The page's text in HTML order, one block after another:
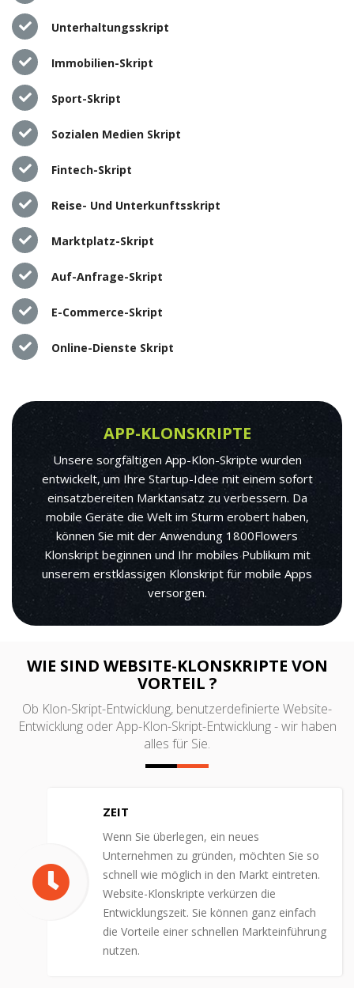
Unterhaltungsskript
Immobilien-Skript
Sport-Skript
Sozialen Medien Skript
Fintech-Skript
Reise- Und Unterkunftsskript
Marktplatz-Skript
Auf-Anfrage-Skript
E-Commerce-Skript
Online-Dienste Skript
APP-KLONSKRIPTE
Unsere sorgfältigen App-Klon-Skripte wurden
entwickelt, um Ihre Startup-Idee mit einem sofort
einsatzbereiten Marktansatz zu verbessern. Da
mobile Geräte die Welt im Sturm erobert haben,
können Sie mit der Anwendung 1800Flowers
Klonskript beginnen und Ihr mobiles Publikum mit
unserem erstklassigen Klonskript für mobile Apps
versorgen.
WIE SIND WEBSITE-KLONSKRIPTE VON
VORTEIL ?
Ob Klon-Skript-Entwicklung, benutzerdefinierte Website-
Entwicklung oder App-Klon-Skript-Entwicklung - wir haben
alles für Sie.
ZEIT
Wenn Sie überlegen, ein neues
Unternehmen zu gründen, möchten Sie so
schnell wie möglich in den Markt eintreten.
Website-Klonskripte verkürzen die
Entwicklungszeit. Sie können ganz einfach
die Vorteile einer schnellen Markteinführung
nutzen.